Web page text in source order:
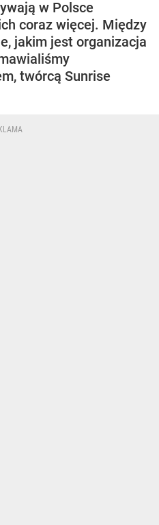
w Polsce
coraz więcej. Między
jakim jest organizacja
twórcą Sunrise